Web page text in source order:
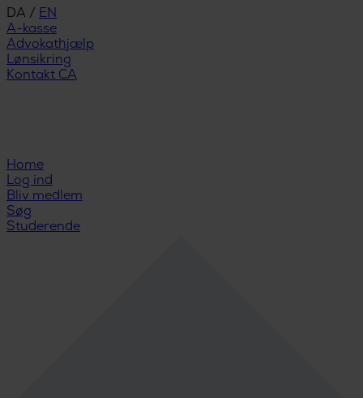
DA / EN
A-kasse
Advokathjælp
Lønsikring
Kontakt CA
Home
Log ind
Bliv medlem
Søg
Studerende